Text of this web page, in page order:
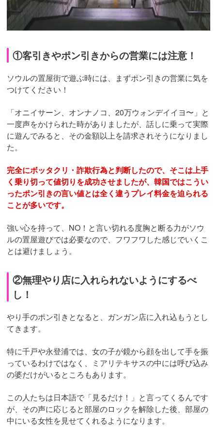
①客引きやポン引きからの営業には注意！
ソウルの置屋街で遊ぶ時には、まずポン引きの営業に気を
つけてください！
「オニイサーン、オンナノコ、20万ウォンデイイヨ〜」と
一度声をかけられた時がありましたが、話しに乗って実際
に遊んでみると、その金額以上を請求されそうになりまし
た。
完全にボッタクリ・詐欺行為と判断したので、そこは上手
く乗り切って値切りを成功させましたが、韓国ではこうい
ったポン引きの言い値とは全く違うプレイ料金を迫られる
ことが多いです。
強い心を持って、NO！と言い切れる度胸と断る力がソウ
ルの置屋遊びでは必要なので、フワフワした感じでいくこ
とは避けましょう。
②無理やり店に入れられないようにするべ
し！
やり手のポン引きとなると、ガンガン店に入れ込もうとし
てきます。
特に千戸や永登浦では、女の子が鏡から顔を出して手を振
っているわけではなく、ミアリテキサスの中には呼び込み
の婆だけがいるところもあります。
この人たちは日本語で「見るだけ！」と言ってくるんです
が、その声に応じると部屋のロックを解除した後、部屋の
中にいる女性を見せてくれるようになります。